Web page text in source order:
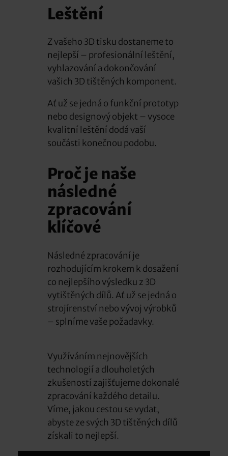
Leštění
Z vašeho 3D tisku dostaneme to
nejlepší – profesionální leštění,
vyhlazování a dokončování
vašich 3D tištěných komponent.
Ať už se jedná o funkční prototyp
nebo designový objekt – vysoce
kvalitní leštění dodá vaší
součásti konečnou podobu.
Proč je naše
následné
zpracování
klíčové
Následné zpracování je
rozhodujícím krokem k dosažení
co nejlepšího výsledku z 3D
vytištěných dílů. Ať už se jedná o
strojírenství nebo vývoj výrobků
– splníme vaše požadavky.
Využíváním nejnovějších
technologií a dlouholetých
zkušeností zajišťujeme dokonalé
zpracování každého detailu.
Víme, jakou cestou se vydat,
abyste ze svých 3D tištěných dílů
získali to nejlepší.